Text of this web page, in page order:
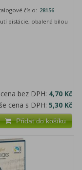
číslo: 28156
pistácie, obalená bílou
bez DPH: 4,70 Kč
cena s DPH: 5,30 Kč
Přidat do košíku